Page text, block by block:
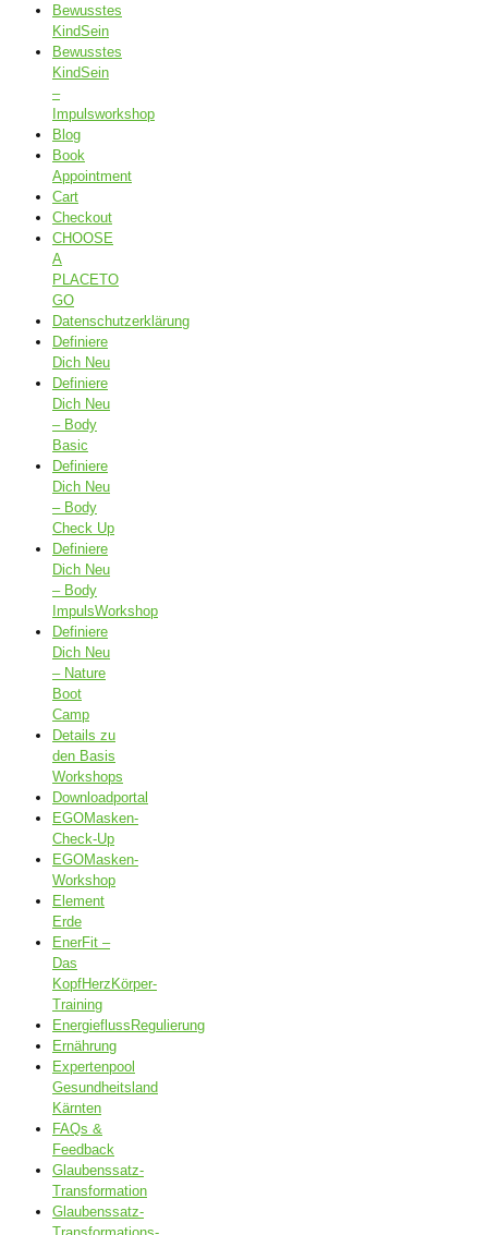
Bewusstes
KindSein
Bewusstes
KindSein
–
Impulsworkshop
Blog
Book
Appointment
Cart
Checkout
CHOOSE
A
PLACETO
GO
Datenschutzerklärung
Definiere
Dich Neu
Definiere
Dich Neu
– Body
Basic
Definiere
Dich Neu
– Body
Check Up
Definiere
Dich Neu
– Body
ImpulsWorkshop
Definiere
Dich Neu
– Nature
Boot
Camp
Details zu
den Basis
Workshops
Downloadportal
EGOMasken-
Check-Up
EGOMasken-
Workshop
Element
Erde
EnerFit –
Das
KopfHerzKörper-
Training
EnergieflussRegulierung
Ernährung
Expertenpool
Gesundheitsland
Kärnten
FAQs &
Feedback
Glaubenssatz-
Transformation
Glaubenssatz-